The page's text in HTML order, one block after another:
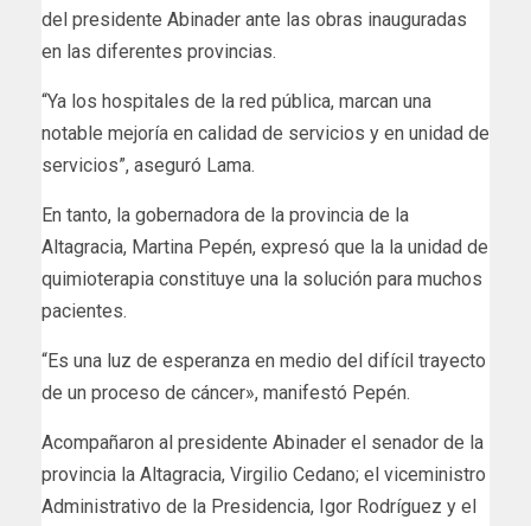
del presidente Abinader ante las obras inauguradas
en las diferentes provincias.
“Ya los hospitales de la red pública, marcan una
notable mejoría en calidad de servicios y en unidad de
servicios”, aseguró Lama.
En tanto, la gobernadora de la provincia de la
Altagracia, Martina Pepén, expresó que la la unidad de
quimioterapia constituye una la solución para muchos
pacientes.
“Es una luz de esperanza en medio del difícil trayecto
de un proceso de cáncer», manifestó Pepén.
Acompañaron al presidente Abinader el senador de la
provincia la Altagracia, Virgilio Cedano; el viceministro
Administrativo de la Presidencia, Igor Rodríguez y el